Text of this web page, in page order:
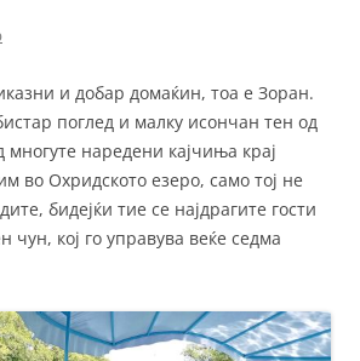
и добар домаќин, тоа е Зоран.
поглед и малку исончан тен од
многуте наредени кајчиња крај
во Охридското езеро, само тој не
бидејќи тие се најдрагите гости
чун, кој го управува веќе седма